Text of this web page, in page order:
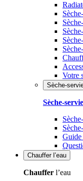
Votre
Sèche-
Sèche-
Guide
Chauffer l’eau
Chauffer l’eau